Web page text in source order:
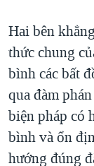
Hai bên
thức chung
bình các bất
qua đàm
biện pháp có
bình và ổn
hướng đúng